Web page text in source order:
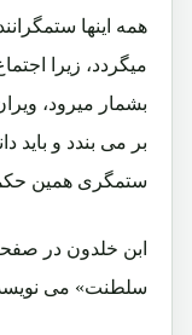
همه اینها
میگردد، زیرا
بشمار میرود،
بر می بندد و
ستمگری همین
سلطنت» می